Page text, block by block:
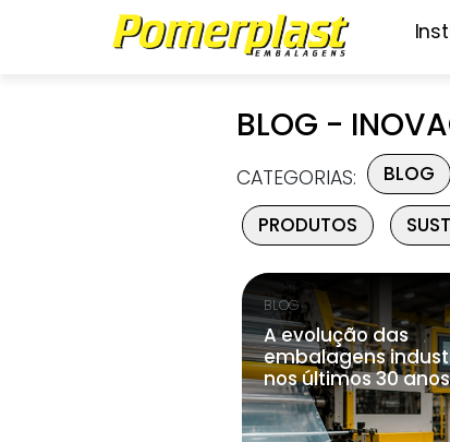
BLOG -
CATEGORIAS: BLOG
PRODUTOS
BLOG
A evolução das
embalagens
nos últimos 30 anos